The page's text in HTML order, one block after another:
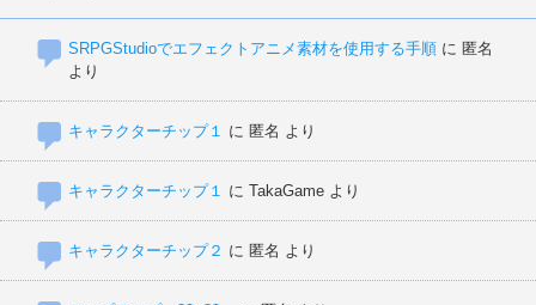
SRPGStudioでエフェクトアニメ素材を使用する手順 に 匿名
より
キャラクターチップ１ に 匿名 より
キャラクターチップ１ に TakaGame より
キャラクターチップ２ に 匿名 より